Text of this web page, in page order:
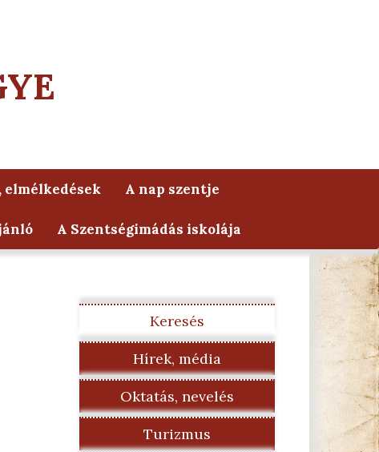
elmélkedések A nap szentje
A Szentségimádás iskolája
Keresés
Hírek, média
Oktatás, nevelés
Turizmus